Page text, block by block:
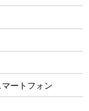
ートフォン